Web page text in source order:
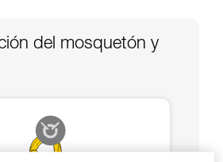
del mosquetón y